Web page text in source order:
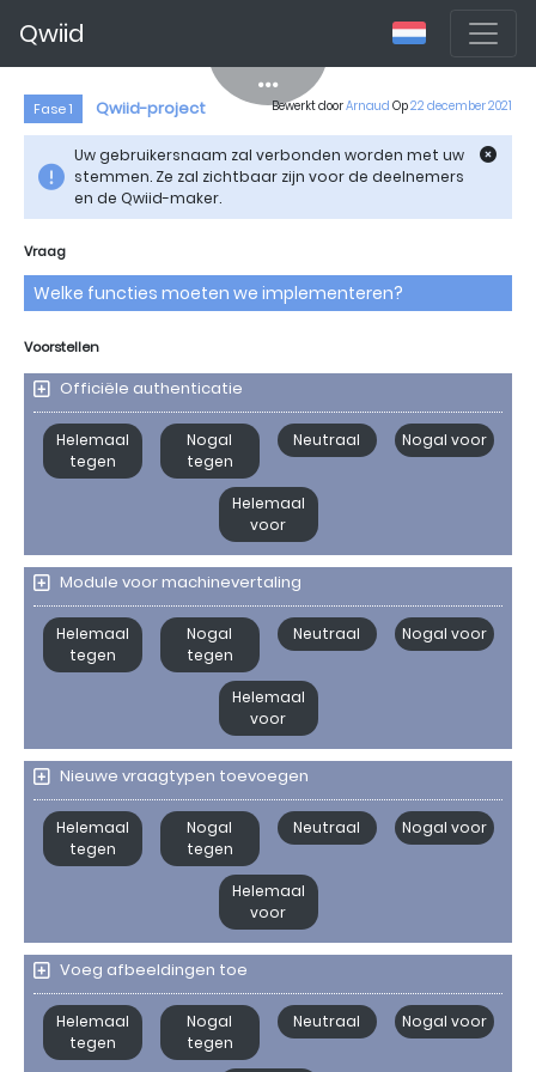
Qwiid
Fase 1 Qwiid-project Bewerkt doorArnaud Op22 december 2021
Uw gebruikersnaam zal verbonden worden met uw
stemmen. Ze zal zichtbaar zijn voor de deelnemers
en de Qwiid-maker.
Vraag
Welke functies moeten we implementeren?
Voorstellen
Officiële authenticatie
Helemaal
tegen
Nogal
tegen
Neutraal Nogal voor
Helemaal
voor
Module voor machinevertaling
Helemaal
tegen
Nogal
tegen
Neutraal Nogal voor
Helemaal
voor
Nieuwe vraagtypen toevoegen
Helemaal
tegen
Nogal
tegen
Neutraal Nogal voor
Helemaal
voor
Voeg afbeeldingen toe
Helemaal
tegen
Nogal
tegen
Neutraal Nogal voor